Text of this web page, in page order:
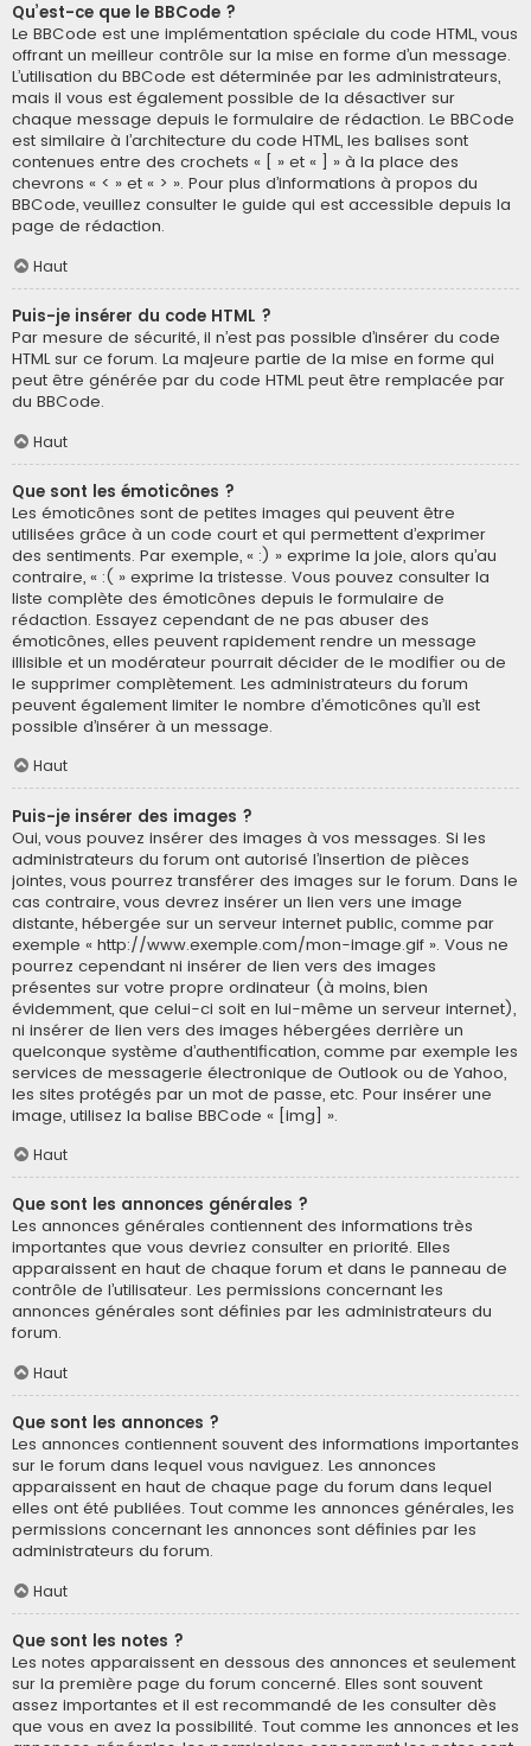
Qu’est-ce que le BBCode ?
Le BBCode est une implémentation spéciale du code HTML, vous
offrant un meilleur contrôle sur la mise en forme d’un message.
L’utilisation du BBCode est déterminée par les administrateurs,
mais il vous est également possible de la désactiver sur
chaque message depuis le formulaire de rédaction. Le BBCode
est similaire à l’architecture du code HTML, les balises sont
contenues entre des crochets « [ » et « ] » à la place des
chevrons « < » et « > ». Pour plus d’informations à propos du
BBCode, veuillez consulter le guide qui est accessible depuis la
page de rédaction.
Haut
Puis-je insérer du code HTML ?
Par mesure de sécurité, il n’est pas possible d’insérer du code
HTML sur ce forum. La majeure partie de la mise en forme qui
peut être générée par du code HTML peut être remplacée par
du BBCode.
Haut
Que sont les émoticônes ?
Les émoticônes sont de petites images qui peuvent être
utilisées grâce à un code court et qui permettent d’exprimer
des sentiments. Par exemple, « :) » exprime la joie, alors qu’au
contraire, « :( » exprime la tristesse. Vous pouvez consulter la
liste complète des émoticônes depuis le formulaire de
rédaction. Essayez cependant de ne pas abuser des
émoticônes, elles peuvent rapidement rendre un message
illisible et un modérateur pourrait décider de le modifier ou de
le supprimer complètement. Les administrateurs du forum
peuvent également limiter le nombre d’émoticônes qu’il est
possible d’insérer à un message.
Haut
Puis-je insérer des images ?
Oui, vous pouvez insérer des images à vos messages. Si les
administrateurs du forum ont autorisé l’insertion de pièces
jointes, vous pourrez transférer des images sur le forum. Dans le
cas contraire, vous devrez insérer un lien vers une image
distante, hébergée sur un serveur internet public, comme par
exemple « http://www.exemple.com/mon-image.gif ». Vous ne
pourrez cependant ni insérer de lien vers des images
présentes sur votre propre ordinateur (à moins, bien
évidemment, que celui-ci soit en lui-même un serveur internet),
ni insérer de lien vers des images hébergées derrière un
quelconque système d’authentification, comme par exemple les
services de messagerie électronique de Outlook ou de Yahoo,
les sites protégés par un mot de passe, etc. Pour insérer une
image, utilisez la balise BBCode « [img] ».
Haut
Que sont les annonces générales ?
Les annonces générales contiennent des informations très
importantes que vous devriez consulter en priorité. Elles
apparaissent en haut de chaque forum et dans le panneau de
contrôle de l’utilisateur. Les permissions concernant les
annonces générales sont définies par les administrateurs du
forum.
Haut
Que sont les annonces ?
Les annonces contiennent souvent des informations importantes
sur le forum dans lequel vous naviguez. Les annonces
apparaissent en haut de chaque page du forum dans lequel
elles ont été publiées. Tout comme les annonces générales, les
permissions concernant les annonces sont définies par les
administrateurs du forum.
Haut
Que sont les notes ?
Les notes apparaissent en dessous des annonces et seulement
sur la première page du forum concerné. Elles sont souvent
assez importantes et il est recommandé de les consulter dès
que vous en avez la possibilité. Tout comme les annonces et les